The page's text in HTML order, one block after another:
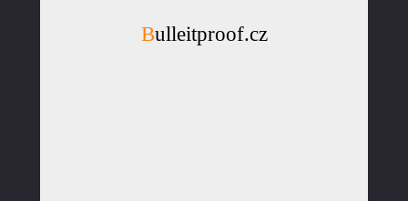
Bulleitproof.cz